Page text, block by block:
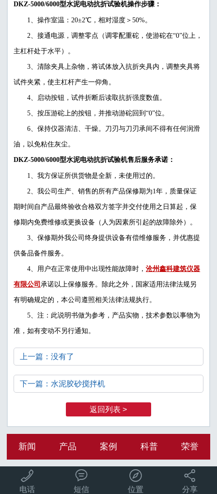
DKZ-5000/6000型水泥电动抗折试验机操作步骤：
1、操作室温：20±2℃，相对湿度＞50%。
2、接通电源，调整零点（调零配重砣，使游砣在“0”位上，
主杠杆处于水平）。
3、清除夹具上杂物，将试体放入抗折夹具内，调整夹具将
试件夹紧，使主杠杆产生一仰角。
4、启动按钮，试件折断后读取抗折强度数值。
5、按压游砣上的按钮，并推动游砣回到“0”位。
6、保持仪器清洁、干燥。刀刃与刀刃承间不得有任何润滑
油，以免粘住灰尘。
DKZ-5000/6000型水泥电动抗折试验机售后服务承诺：
1、我方保证所供货物是全新，未使用过的。
2、我公司生产、销售的所有产品保修期为1年，质量保证
期时间自产品最终验收合格双方签字并交付使用之日算起，保
修期内免费维修或更换设备（人为因素所引起的故障除外）。
3、保修期外我公司终身提供设备有偿维修服务，并优惠提
供备品备件服务。
4、用户在正常使用中出现性能故障时，沧州鑫科建筑仪器
有限公司承诺以上保修服务。除此之外，国家适用法律法规另
有明确规定的，本公司遵照相关法律法规执行。
5、注：此说明书做为参考，产品实物，技术参数以事物为
准，如有变动不另行通知。
上一篇：没有了
下一篇：水泥胶砂搅拌机
返回列表 >
新闻 产品 案例 科普 荣誉

电话

短信

位置

分享